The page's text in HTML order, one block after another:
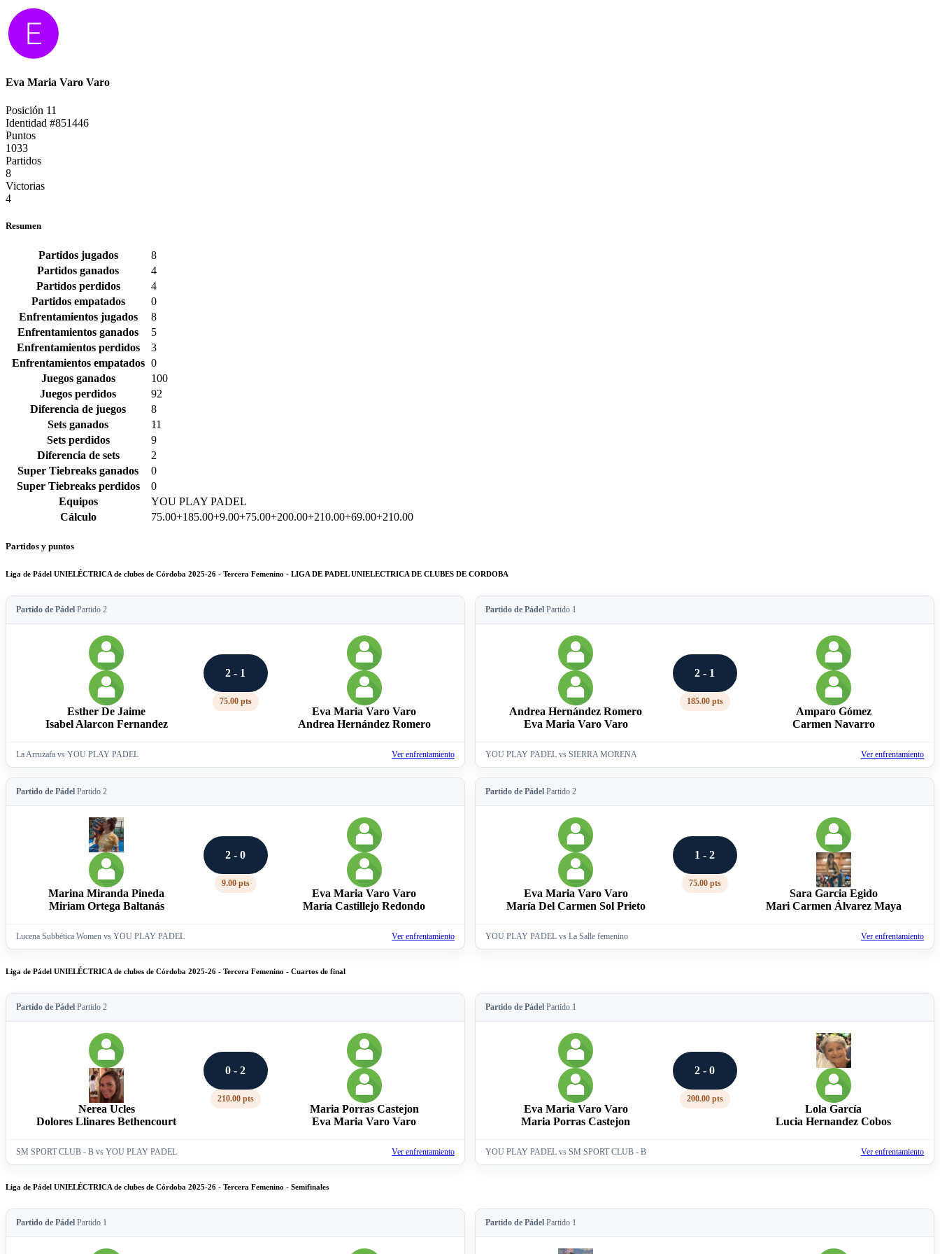
Eva Maria Varo Varo
Posición 11
Identidad #851446
Puntos
1033
Partidos
8
Victorias
4
Resumen
Partidos jugados
8
Partidos ganados
4
Partidos perdidos
4
Partidos empatados
0
Enfrentamientos jugados
8
Enfrentamientos ganados
5
Enfrentamientos perdidos
3
Enfrentamientos empatados 0
Juegos ganados
100
Juegos perdidos
92
Diferencia de juegos
8
Sets ganados
11
Sets perdidos
9
Diferencia de sets
2
Super Tiebreaks ganados
0
Super Tiebreaks perdidos
0
Equipos
YOU PLAY PADEL
Cálculo
75.00+185.00+9.00+75.00+200.00+210.00+69.00+210.00
Partidos y puntos
Liga de Pádel UNIELÉCTRICA de clubes de Córdoba 2025-26 - Tercera Femenino - LIGA DE PADEL UNIELECTRICA DE CLUBES DE CORDOBA
Partido de Pádel Partido 2
Esther De Jaime
Isabel Alarcon Fernandez
2 - 1
75.00 pts
Eva Maria Varo Varo
Andrea Hernández Romero
La Arruzafa vs YOU PLAY PADEL Ver enfrentamiento
Partido de Pádel Partido 1
Andrea Hernández Romero
Eva Maria Varo Varo
2 - 1
185.00 pts
Amparo Gómez
Carmen Navarro
YOU PLAY PADEL vs SIERRA MORENA Ver enfrentamiento
Partido de Pádel Partido 2
Marina Miranda Pineda
Miriam Ortega Baltanás
2 - 0
9.00 pts
Eva Maria Varo Varo
María Castillejo Redondo
Lucena Subbética Women vs YOU PLAY PADEL Ver enfrentamiento
Partido de Pádel Partido 2
Eva Maria Varo Varo
María Del Carmen Sol Prieto
1 - 2
75.00 pts
Sara Garcia Egido
Mari Carmen Álvarez Maya
YOU PLAY PADEL vs La Salle femenino Ver enfrentamiento
Liga de Pádel UNIELÉCTRICA de clubes de Córdoba 2025-26 - Tercera Femenino - Cuartos de final
Partido de Pádel Partido 2
Nerea Ucles
Dolores Llinares Bethencourt
0 - 2
210.00 pts
Maria Porras Castejon
Eva Maria Varo Varo
SM SPORT CLUB - B vs YOU PLAY PADEL Ver enfrentamiento
Partido de Pádel Partido 1
Eva Maria Varo Varo
Maria Porras Castejon
2 - 0
200.00 pts
Lola García
Lucia Hernandez Cobos
YOU PLAY PADEL vs SM SPORT CLUB - B Ver enfrentamiento
Liga de Pádel UNIELÉCTRICA de clubes de Córdoba 2025-26 - Tercera Femenino - Semifinales
Partido de Pádel Partido 1 Partido de Pádel Partido 1